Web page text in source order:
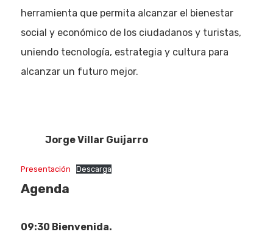
herramienta que permita alcanzar el bienestar
social y económico de los ciudadanos y turistas,
uniendo tecnología, estrategia y cultura para
alcanzar un futuro mejor.
Jorge Villar Guijarro
Presentación Descarga
Agenda
09:30 Bienvenida.